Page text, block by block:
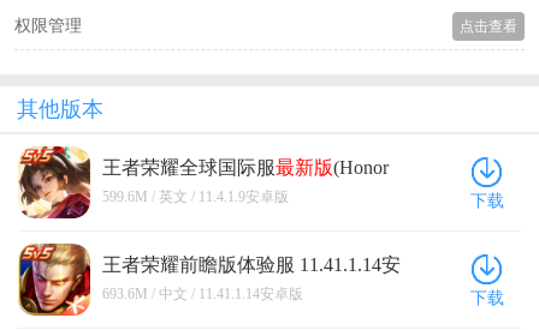
权限管理 点击查看
其他版本
王者荣耀全球国际服最新版(Honor
of Kings) 11.4.1.9安卓版
599.6M / 英文 / 11.4.1.9安卓版 下载
王者荣耀前瞻版体验服 11.41.1.14安
卓版
693.6M / 中文 / 11.41.1.14安卓版 下载